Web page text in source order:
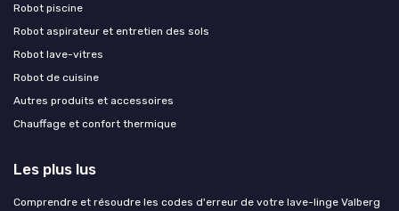
Robot piscine
Robot aspirateur et entretien des sols
Robot lave-vitres
Robot de cuisine
Autres produits et accessoires
Chauffage et confort thermique
Les plus lus
Comprendre et résoudre les codes d'erreur de votre lave-linge Valberg